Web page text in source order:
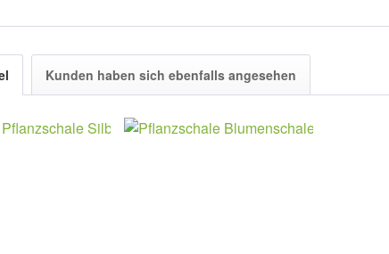
Kunden haben sich ebenfalls angesehen